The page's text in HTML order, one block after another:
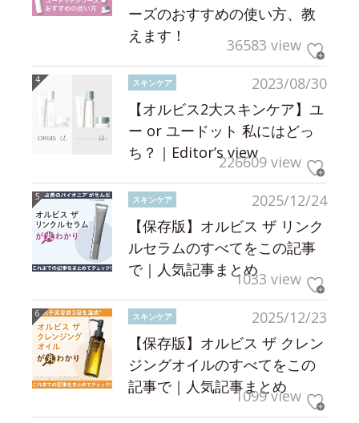
ーズのおすすめの使い方、教
えます！
36583 view
2023/08/30
スキンケア
【オルビス2大スキンケア】ユ
ー or ユードット 私にはどっ
ち？｜Editor’s view226609 view
2025/12/24
スキンケア
【保存版】オルビス ザ リンク
ルセラムのすべてをこの記事
で｜人気記事まとめ1033 view
2025/12/23
スキンケア
【保存版】オルビス ザ クレン
ジングオイルのすべてをこの
記事で｜人気記事まとめ
1099 view